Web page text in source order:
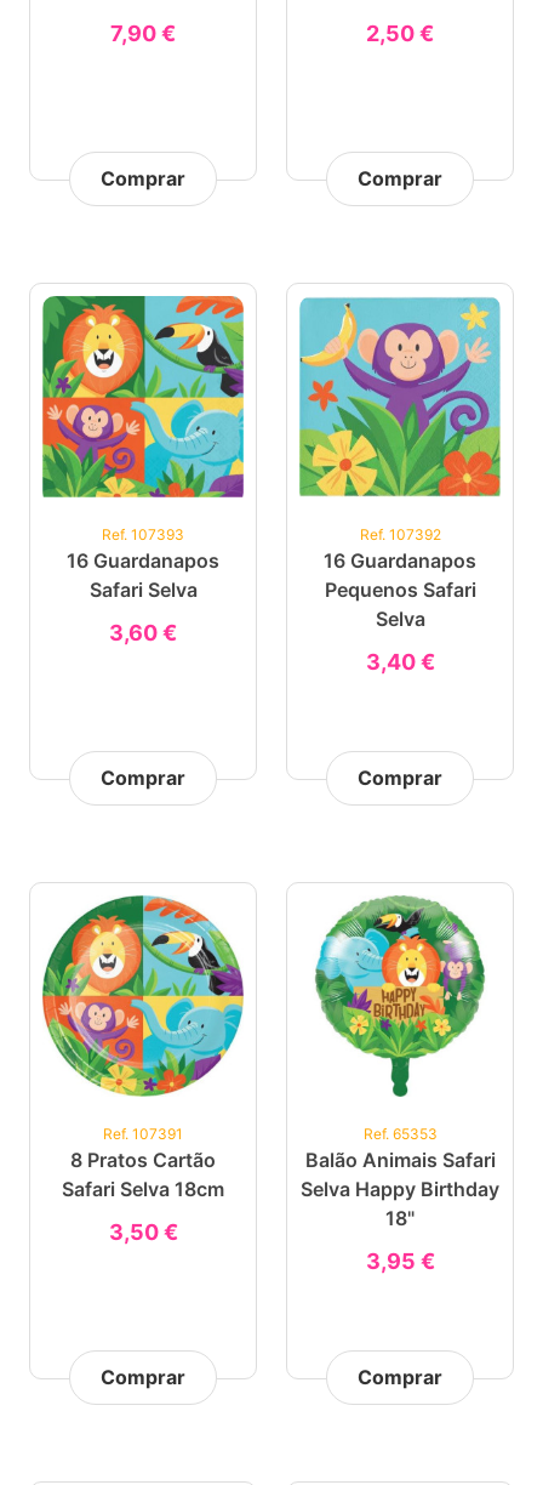
7,90 €
Comprar
2,50 €
Comprar
Ref. 107393
16 Guardanapos
Safari Selva
3,60 €
Comprar
Ref. 107392
16 Guardanapos
Pequenos Safari
Selva
3,40 €
Comprar
Ref. 107391
8 Pratos Cartão
Safari Selva 18cm
3,50 €
Comprar
Ref. 65353
Balão Animais Safari
Selva Happy Birthday
18"
3,95 €
Comprar